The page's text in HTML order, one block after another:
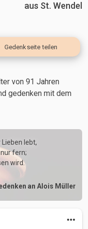
aus St. Wendel
Gedenkseite teilen
von 91 Jahren
gedenken mit dem
lebt,
fern;
wird.
an Alois Müller